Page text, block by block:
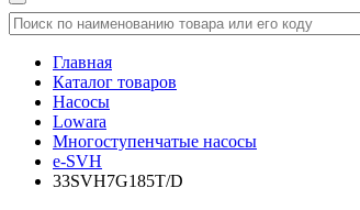
Главная
Каталог товаров
Насосы
Lowara
Многоступенчатые насосы
e-SVH
33SVH7G185T/D